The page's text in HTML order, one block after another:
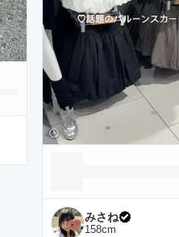
みさね
158cm